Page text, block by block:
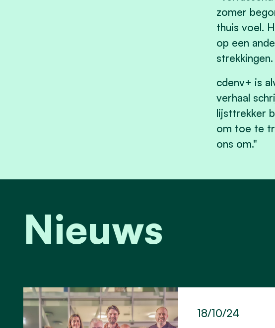
zomer
thuis voel.
op een
cdenv+ is
verhaal
lijsttrekker
om toe te
ons om."
Nieuws
18/10/24